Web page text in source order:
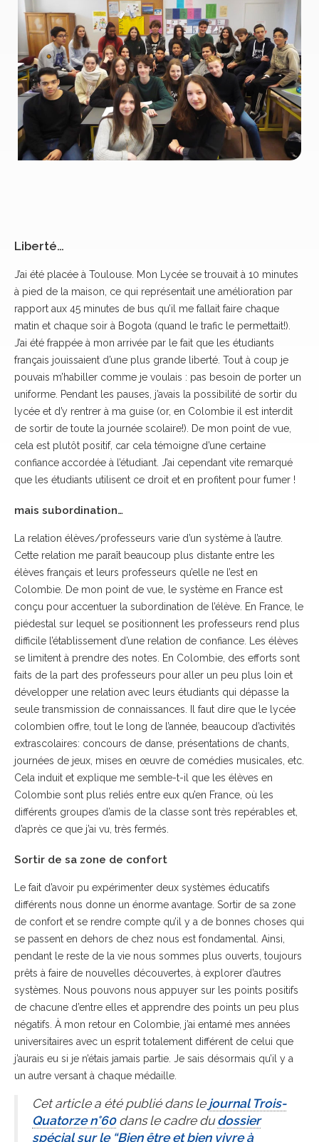
Liberté…
J’ai été placée à Toulouse. Mon Lycée se trouvait à 10 minutes
à pied de la maison, ce qui représentait une amélioration par
rapport aux 45 minutes de bus qu’il me fallait faire chaque
matin et chaque soir à Bogota (quand le trafic le permettait!).
J’ai été frappée à mon arrivée par le fait que les étudiants
français jouissaient d’une plus grande liberté. Tout à coup je
pouvais m’habiller comme je voulais : pas besoin de porter un
uniforme. Pendant les pauses, j’avais la possibilité de sortir du
lycée et d’y rentrer à ma guise (or, en Colombie il est interdit
de sortir de toute la journée scolaire!). De mon point de vue,
cela est plutôt positif, car cela témoigne d’une certaine
confiance accordée à l’étudiant. J’ai cependant vite remarqué
que les étudiants utilisent ce droit et en profitent pour fumer !
mais subordination…
La relation élèves/professeurs varie d’un système à l’autre.
Cette relation me paraît beaucoup plus distante entre les
élèves français et leurs professeurs qu’elle ne l’est en
Colombie. De mon point de vue, le système en France est
conçu pour accentuer la subordination de l’élève. En France, le
piédestal sur lequel se positionnent les professeurs rend plus
difficile l’établissement d’une relation de confiance. Les élèves
se limitent à prendre des notes. En Colombie, des efforts sont
faits de la part des professeurs pour aller un peu plus loin et
développer une relation avec leurs étudiants qui dépasse la
seule transmission de connaissances. Il faut dire que le lycée
colombien offre, tout le long de l’année, beaucoup d’activités
extrascolaires: concours de danse, présentations de chants,
journées de jeux, mises en œuvre de comédies musicales, etc.
Cela induit et explique me semble-t-il que les élèves en
Colombie sont plus reliés entre eux qu’en France, où les
différents groupes d’amis de la classe sont très repérables et,
d’après ce que j’ai vu, très fermés.
Sortir de sa zone de confort
Le fait d’avoir pu expérimenter deux systèmes éducatifs
différents nous donne un énorme avantage. Sortir de sa zone
de confort et se rendre compte qu’il y a de bonnes choses qui
se passent en dehors de chez nous est fondamental. Ainsi,
pendant le reste de la vie nous sommes plus ouverts, toujours
prêts à faire de nouvelles découvertes, à explorer d’autres
systèmes. Nous pouvons nous appuyer sur les points positifs
de chacune d’entre elles et apprendre des points un peu plus
négatifs. À mon retour en Colombie, j’ai entamé mes années
universitaires avec un esprit totalement différent de celui que
j’aurais eu si je n’étais jamais partie. Je sais désormais qu’il y a
un autre versant à chaque médaille.
Cet article a été publié dans le journal Trois-
Quatorze n°60dans le cadre dudossier
spécial sur le “Bien être et bien vivre à